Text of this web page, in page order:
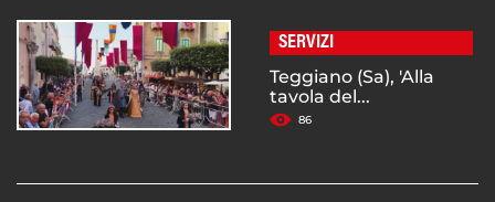
SERVIZI
Teggiano (Sa), 'Alla
tavola del...
86